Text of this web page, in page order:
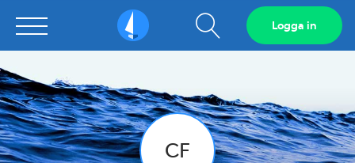
Sailarena Visa
sökfält
Logga in
CF